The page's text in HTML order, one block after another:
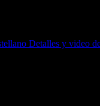
Detalles y video